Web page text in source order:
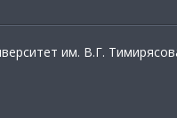
им. В.Г.